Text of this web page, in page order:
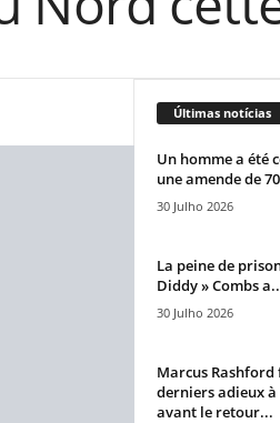
Últimas notícias
Un homme a été
une amende de
30 Julho 2026
La peine de
Diddy » Combs
30 Julho 2026
Marcus Rashford
derniers adieux
avant le retour...